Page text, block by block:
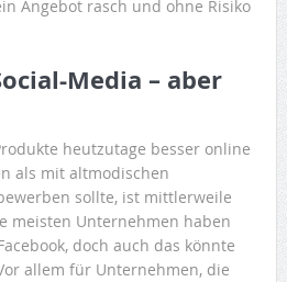
Angebot rasch und ohne Risiko
Media – aber
heutzutage besser online
als mit altmodischen
sollte, ist mittlerweile
meisten Unternehmen haben
doch auch das könnte
allem für Unternehmen, die